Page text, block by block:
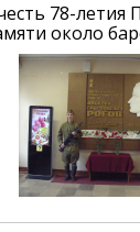
78-летия
около